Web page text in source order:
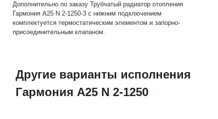
Дополнительно по заказу Трубчатый радиатор отопления
Гармония А25 N 2-1250-3 с нижним подключением
комплектуется термостатическим элементом и запорно-
присоединительным клапаном.
Другие варианты исполнения
Гармония А25 N 2-1250